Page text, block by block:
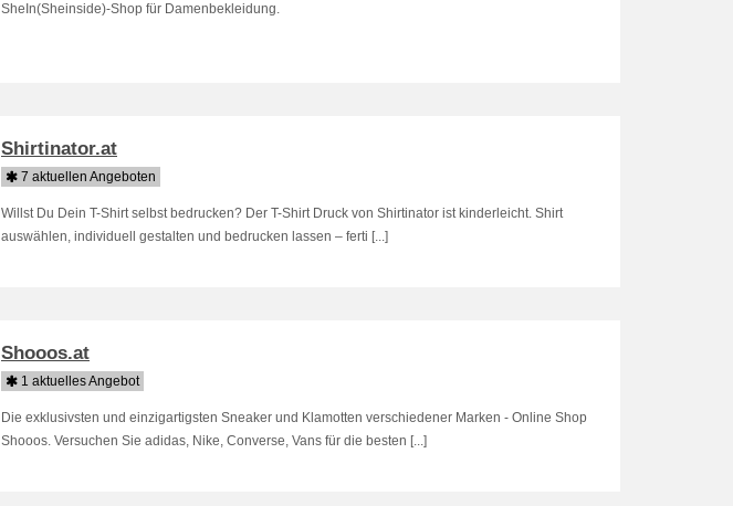
SheIn(Sheinside)-Shop für Damenbekleidung.
Shirtinator.at
7 aktuellen Angeboten
Willst Du Dein T-Shirt selbst bedrucken? Der T-Shirt Druck von Shirtinator ist kinderleicht. Shirt
auswählen, individuell gestalten und bedrucken lassen – ferti [...]
Shooos.at
1 aktuelles Angebot
Die exklusivsten und einzigartigsten Sneaker und Klamotten verschiedener Marken - Online Shop
Shooos. Versuchen Sie adidas, Nike, Converse, Vans für die besten [...]